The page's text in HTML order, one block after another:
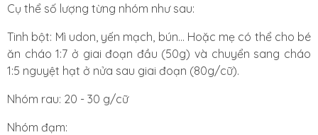
Cụ thể số lượng từng nhóm như sau:
Tinh bột: Mì udon, yến mạch, bún... Hoặc mẹ có thể cho bé
ăn cháo 1:7 ở giai đoạn đầu (50g) và chuyển sang cháo
1:5 nguyệt hạt ở nửa sau giai đoạn (80g/cữ).
Nhóm rau: 20 - 30 g/cữ
Nhóm đạm: